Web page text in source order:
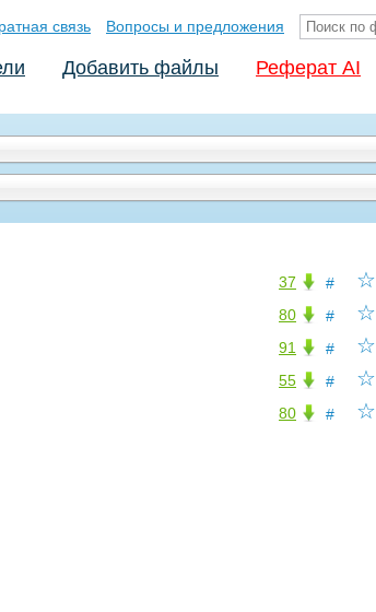
связь Вопросы и предложения
Добавить файлы Реферат AI
☆
#
37
☆
#
80
☆
#
91
☆
#
55
☆
#
80